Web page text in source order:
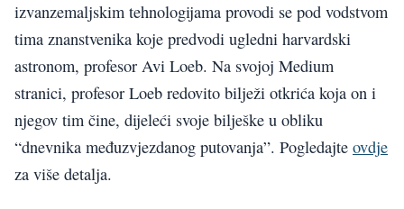
izvanzemaljskim tehnologijama provodi se pod vodstvom
tima znanstvenika koje predvodi ugledni harvardski
astronom, profesor Avi Loeb. Na svojoj Medium
stranici, profesor Loeb redovito bilježi otkrića koja on i
njegov tim čine, dijeleći svoje bilješke u obliku
“dnevnika međuzvjezdanog putovanja”. Pogledajte ovdje
za više detalja.